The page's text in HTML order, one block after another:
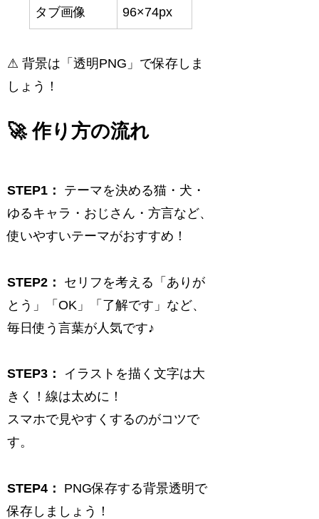
タブ画像 96×74px
⚠ 背景は「透明PNG」で保存しま
しょう！
🚀 作り方の流れ
STEP1：
テーマを決める猫・犬・
ゆるキャラ・おじさん・方言など、
使いやすいテーマがおすすめ！
STEP2：
セリフを考える「ありが
とう」「OK」「了解です」など、
毎日使う言葉が人気です♪
STEP3：
イラストを描く文字は大
きく！線は太めに！
スマホで見やすくするのがコツで
す。
STEP4：
PNG保存する背景透明で
保存しましょう！